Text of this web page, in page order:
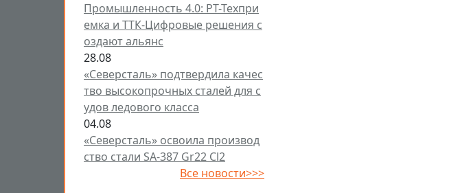
Промышленность 4.0: РТ-Техпри
емка и ТТК-Цифровые решения с
оздают альянс
28.08
«Северсталь» подтвердила качес
тво высокопрочных сталей для с
удов ледового класса
04.08
«Северсталь» освоила производ
ство стали SA-387 Gr22 Cl2
Все новости>>>